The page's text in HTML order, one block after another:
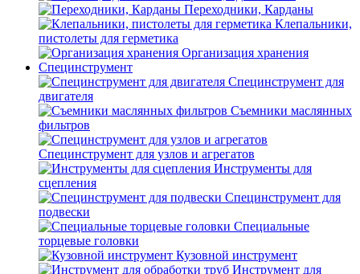
Переходники, Карданы
Клепальники,
пистолеты для герметика
Организация хранения
Специнструмент
Специнструмент для
двигателя
Съемники маслянных
фильтров
Специнструмент для узлов и агрегатов
Инструменты для
сцепления
Специнструмент для
подвески
Специальные
торцевые головки
Кузовной инструмент
Инструмент для